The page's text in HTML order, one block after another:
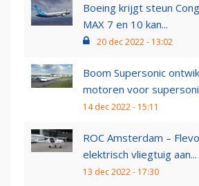
Boeing krijgt steun
MAX 7 en 10 kan...
20 dec 2022 - 13:02
Boom Supersonic
motoren voor
14 dec 2022 - 15:11
ROC Amsterdam –
elektrisch vliegtuig aan...
13 dec 2022 - 17:30